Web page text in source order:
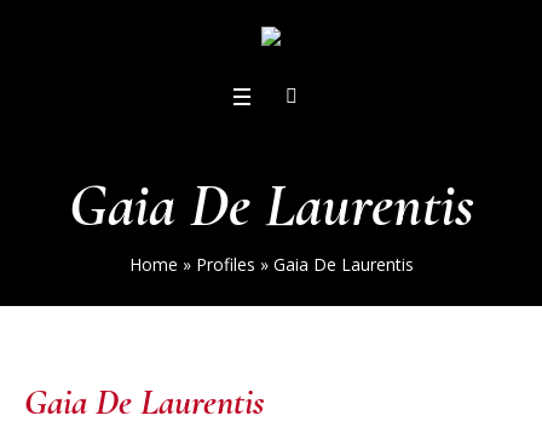
Gaia De Laurentis
Home » Profiles » Gaia De Laurentis
Gaia De Laurentis